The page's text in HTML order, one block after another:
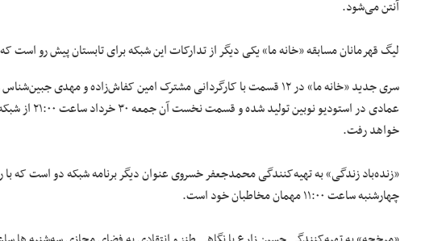
آنتن می‌شود.
لیگ قهرمانان مسابقه «خانه ما» یکی دیگر از تدارکات این شبکه برای تابستان پیش رو است که جمعه ها ساعت
سری جدید «خانه ما» در ۱۲ قسمت با کارگردانی مشترک امین کفاش‌زاده و مهدی جبین‌شناس و
عمادی در استودیو نوبین
خواهد رفت.
«زنده‌باد زندگی» به تهیه‌کنندگی محمدجعفر خسروی عنوان دیگر برنامه شبکه دو است که با
چهارشنبه ساعت ۱۱:۰۰ مهمان مخاطبان خود است.